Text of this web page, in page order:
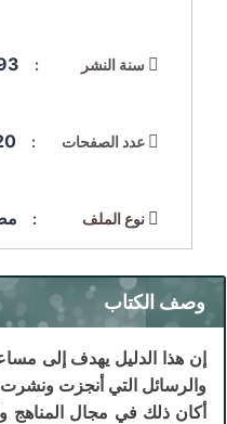
سنة النشر :
عدد الصفحات :
نوع الملف :
وصف الكتاب
إن هذا الدليل يهدف إلى
أكان ذلك في مجال